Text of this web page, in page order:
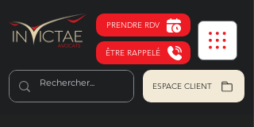
PRENDRE RDV
ÊTRE RAPPELÉ
ESPACE CLIENT